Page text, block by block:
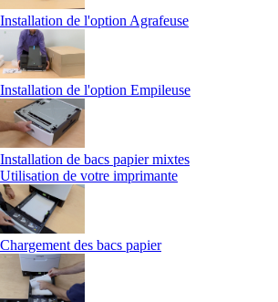
Installation de l'option Agrafeuse
Installation de l'option Empileuse
Installation de bacs papier mixtes
Utilisation de votre imprimante
Chargement des bacs papier